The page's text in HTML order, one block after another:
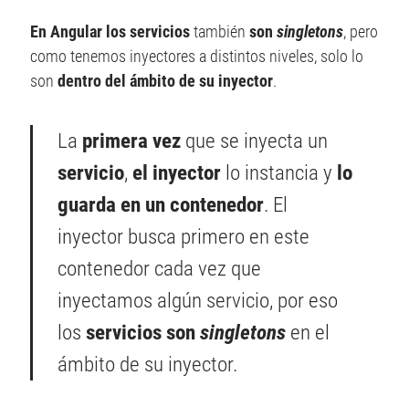
En Angular los serviciostambiénsonsingletons, pero
como tenemos inyectores a distintos niveles, solo lo
sondentro del ámbito de su inyector.
La primera vez que se inyecta un
servicio,el inyector lo instancia y lo
guarda en un contenedor. El
inyector busca primero en este
contenedor cada vez que
inyectamos algún servicio, por eso
losservicios sonsingletons en el
ámbito de su inyector.